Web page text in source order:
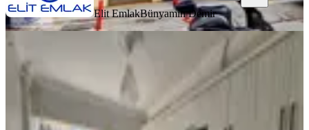
Elit EmlakBünyamin Demir
Girne Mahallesi Doğalgazlı 2+1
Kiralık Daire
Efeler, Girne Mahallesi
·1. Kat·